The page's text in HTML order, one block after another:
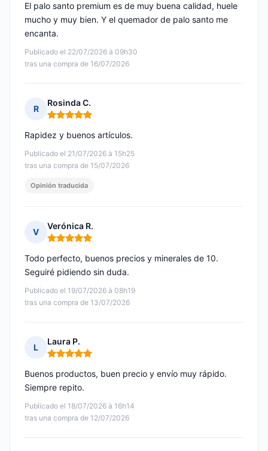
Publicado el 22/07/2026 à 09h30
tras una compra de 16/07/2026
El palo santo premium es de muy buena calidad, huele
mucho y muy bien. Y el quemador de palo santo me
encanta.
R
Rosinda C.
Nota: 5 de 5
Publicado el 21/07/2026 à 15h25
tras una compra de 15/07/2026
Rapidez y buenos artículos.
Opinión traducida
V
Verónica R.
Nota: 5 de 5
Publicado el 19/07/2026 à 08h19
tras una compra de 13/07/2026
Todo perfecto, buenos precios y minerales de 10.
Seguiré pidiendo sin duda.
L
Laura P.
Nota: 5 de 5
Publicado el 18/07/2026 à 16h14
tras una compra de 12/07/2026
Buenos productos, buen precio y envío muy rápido.
Siempre repito.